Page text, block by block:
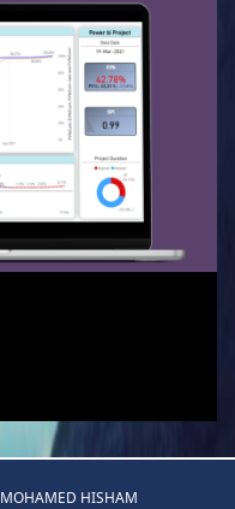
MOHAMED HISHAM